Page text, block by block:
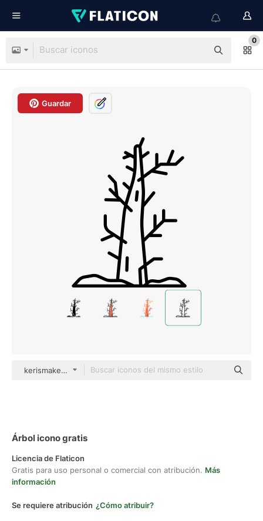
0
Guardar
kerismaker Detailed Outline
Árbol icono gratis
Licencia de Flaticon
Gratis para uso personal o comercial con atribución. Más
información
Se requiere atribución ¿Cómo atribuir?